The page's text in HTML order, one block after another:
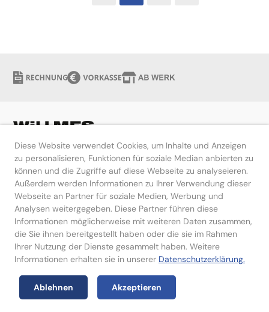
Diese Website verwendet Cookies, um Inhalte und Anzeigen
zu personalisieren, Funktionen für soziale Median anbierten zu
können und die Zugriffe auf diese Webseite zu analyseieren.
Außerdem werden Informationen zu Ihrer Verwendung dieser
Webseite an Partner für soziale Medien, Werbung und
Analysen weitergegeben. Diese Partner führen diese
Informationen möglicherweise mit weiteren Daten zusammen,
die Sie ihnen bereitgestellt haben oder die sie im Rahmen
Ihrer Nutzung der Dienste gesammelt haben. Weitere
Informationen erhalten sie in unserer Datenschutzerklärung.
Ablehnen Akzeptieren
Hilfe
Kontakt
Impressum Datenschutzerklärung